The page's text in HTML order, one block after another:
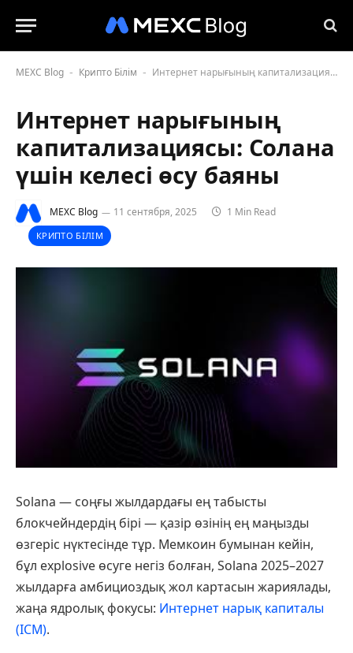
MEXC Blog - Крипто Білім - Интернет нарығының капитализациясы: Солана үшін келесі өсу баяны
Интернет нарығының
капитализациясы: Солана
үшін келесі өсу баяны
MEXC Blog 11 сентября, 2025 1 Min Read
КРИПТО БІЛІМ
Solana — соңғы жылдардағы ең табысты
блокчейндердің бірі — қазір өзінің ең маңызды
өзгеріс нүктесінде тұр. Мемкоин бумынан кейін,
бұл explosive өсуге негіз болған, Solana 2025–2027
жылдарға амбициоздық жол картасын жариялады,
жаңа ядролық фокусы: Интернет нарық капиталы
(ICM).